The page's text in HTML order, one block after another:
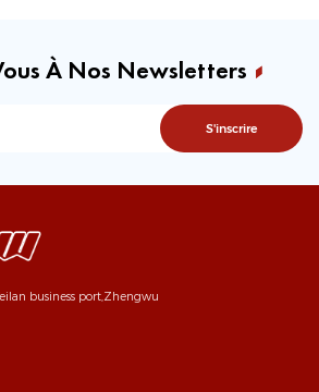
À Nos Newsletters
business port,Zhengwu